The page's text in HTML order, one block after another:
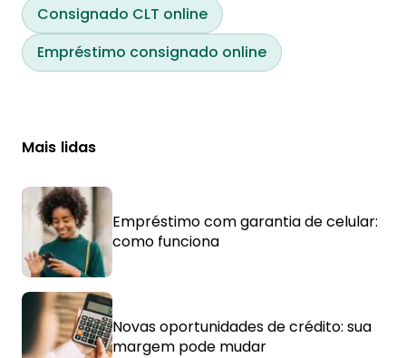
Consignado CLT online
Empréstimo consignado online
Mais lidas
Empréstimo com garantia de celular:
como funciona
Novas oportunidades de crédito: sua
margem pode mudar